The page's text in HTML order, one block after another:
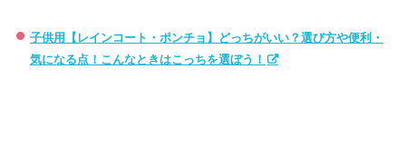
子供用【レインコート・ポンチョ】どっちがいい？選び方や便利・
気になる点！こんなときはこっちを選ぼう！